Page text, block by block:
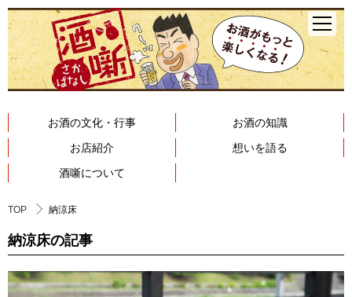
お酒の文化・行事
お酒の知識
お店紹介
想いを語る
酒噺について
TOP 納涼床
納涼床の記事